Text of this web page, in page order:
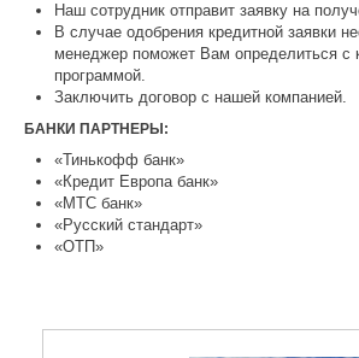
Наш сотрудник отправит заявку на
В случае одобрения кредитной заявки
менеджер поможет Вам определиться с
программой.
Заключить договор с нашей компанией.
БАНКИ ПАРТНЕРЫ:
«Тинькофф банк»
«Кредит Европа банк»
«МТС банк»
«Русский стандарт»
«ОТП»